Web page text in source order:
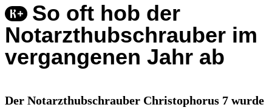
So oft hob der
Notarzthubschrauber im
vergangenen Jahr ab
Der Notarzthubschrauber Christophorus 7 wurde